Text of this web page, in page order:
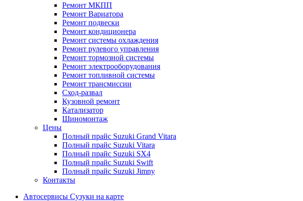
Ремонт МКПП
Ремонт Вариатора
Ремонт подвески
Ремонт кондиционера
Ремонт системы охлаждения
Ремонт рулевого управления
Ремонт тормозной системы
Ремонт электрооборудования
Ремонт топливной системы
Ремонт трансмиссии
Сход-развал
Кузовной ремонт
Катализатор
Шиномонтаж
Цены
Полный прайс Suzuki Grand Vitara
Полный прайс Suzuki Vitara
Полный прайс Suzuki SX4
Полный прайс Suzuki Swift
Полный прайс Suzuki Jimny
Контакты
Автосервисы Сузуки на карте